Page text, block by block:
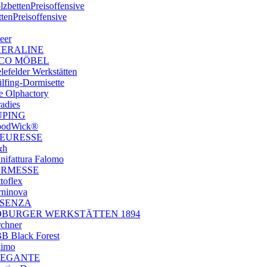
MÖBEL
Werkstätten
Dormisette
Olphactory
Falomo
WERKSTÄTTEN 1894
Black Forest